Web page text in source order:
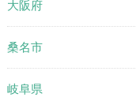
大阪府
桑名市
岐阜県